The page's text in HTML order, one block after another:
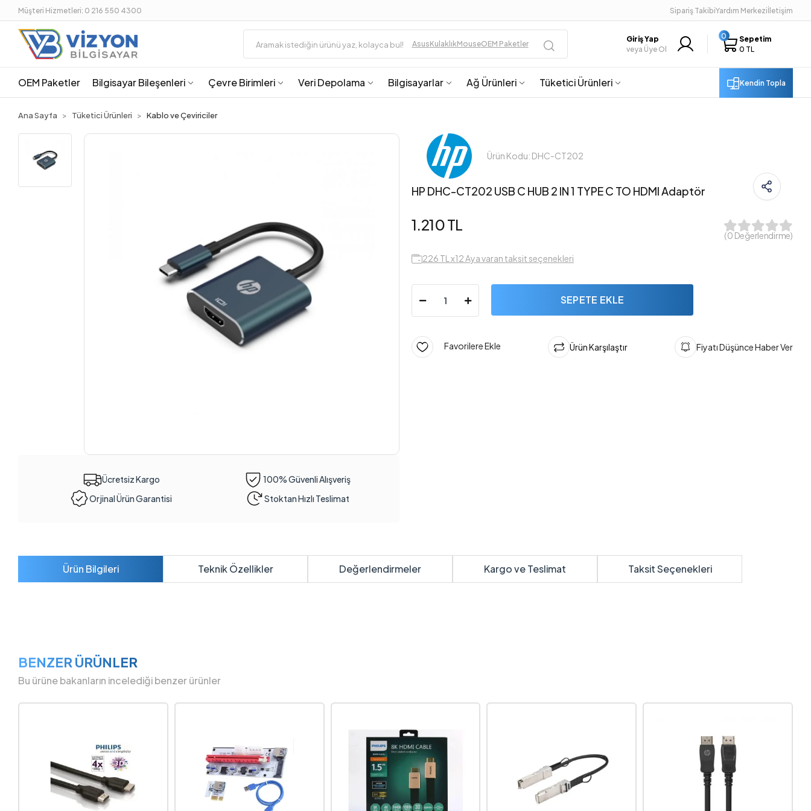
Müşteri Hizmetleri: 0 216 550 4300 Sipariş TakibiYardım Merkeziİletişim
AsusKulaklıkMouseOEM Paketler
Giriş Yap
veya Üye Ol
0
Sepetim
0 TL
OEM Paketler Bilgisayar Bileşenleri Çevre Birimleri Veri Depolama Bilgisayarlar Ağ Ürünleri Tüketici Ürünleri Kendin Topla
Ana Sayfa Tüketici Ürünleri Kablo ve Çeviriciler
Ücretsiz Kargo
100% Güvenli Alışveriş
Orjinal Ürün Garantisi
Stoktan Hızlı Teslimat
Ürün Kodu: DHC-CT202
HP DHC-CT202 USB C HUB 2 IN 1 TYPE C TO HDMI Adaptör
1.210 TL
( 0 Değerlendirme)
226 TL x12 Aya varan taksit seçenekleri
SEPETE EKLE
Favorilere Ekle Ürün Karşılaştır Fiyatı Düşünce Haber Ver
Ürün Bilgileri Teknik Özellikler Değerlendirmeler Kargo ve Teslimat Taksit Seçenekleri
BENZER ÜRÜNLER
Bu ürüne bakanların incelediği benzer ürünler